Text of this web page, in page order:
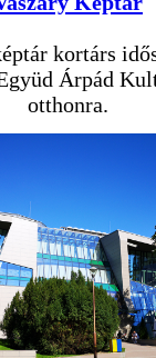
kortárs
Árpád
otthonra.